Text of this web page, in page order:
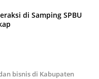
di Samping SPBU
bisnis di Kabupaten